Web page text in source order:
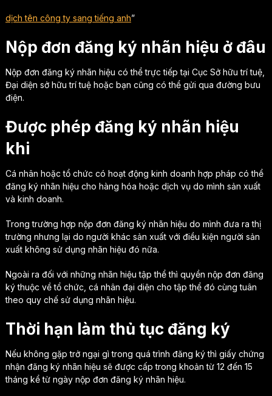
dịch tên công ty sang tiếng anh”
Nộp đơn đăng ký nhãn hiệu ở đâu
Nộp đơn đăng ký nhãn hiệu có thể trực tiếp tại Cục Sở hữu trí tuệ,
Đại diện sở hữu trí tuệ hoặc bạn cũng có thể gửi qua đường bưu
điện.
Được phép đăng ký nhãn hiệu
khi
Cá nhân hoặc tổ chức có hoạt động kinh doanh hợp pháp có thể
đăng ký nhãn hiệu cho hàng hóa hoặc dịch vụ do mình sản xuất
và kinh doanh.
Trong trường hợp nộp đơn đăng ký nhãn hiệu do mình đưa ra thị
trường nhưng lại do người khác sản xuất với điều kiện người sản
xuất không sử dụng nhãn hiệu đó nữa.
Ngoài ra đối với những nhãn hiệu tập thể thì quyền nộp đơn đăng
ký thuộc về tổ chức, cá nhân đại diện cho tập thể đó cùng tuân
theo quy chế sử dụng nhãn hiệu.
Thời hạn làm thủ tục đăng ký
Nếu không gặp trở ngại gì trong quá trình đăng ký thì giấy chứng
nhận đăng ký nhãn hiệu sẽ được cấp trong khoản từ 12 đến 15
tháng kể từ ngày nộp đơn đăng ký nhãn hiệu.